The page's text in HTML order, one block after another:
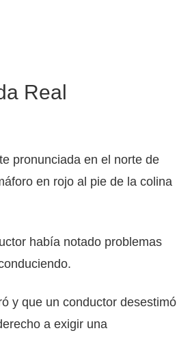
Real
pronunciada en el norte de
en rojo al pie de la colina
había notado problemas
y que un conductor desestimó
a exigir una